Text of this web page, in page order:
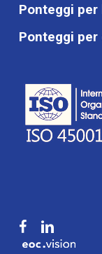
Ponteggi per
Ponteggi
facebooklinkedin